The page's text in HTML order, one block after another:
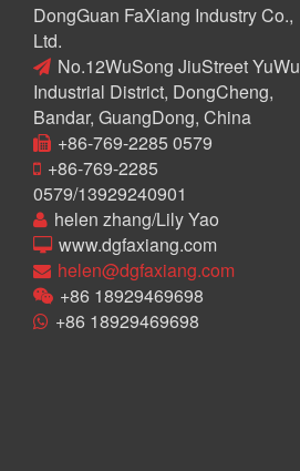
DongGuan FaXiang Industry Co.,
Ltd.
No.12WuSong JiuStreet YuWu
Industrial District, DongCheng,
Bandar, GuangDong, China
+86-769-2285 0579
+86-769-2285
0579/13929240901
helen zhang/Lily Yao
www.dgfaxiang.com
helen@dgfaxiang.com
+86 18929469698
+86 18929469698